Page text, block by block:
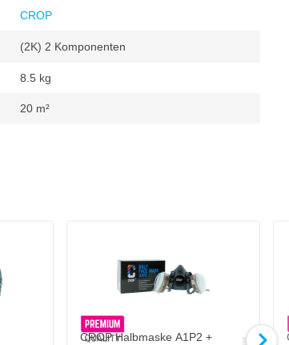
CROP
(2K) 2 Komponenten
8.5 kg
20 m²
CROP Halbmaske A1P2 +